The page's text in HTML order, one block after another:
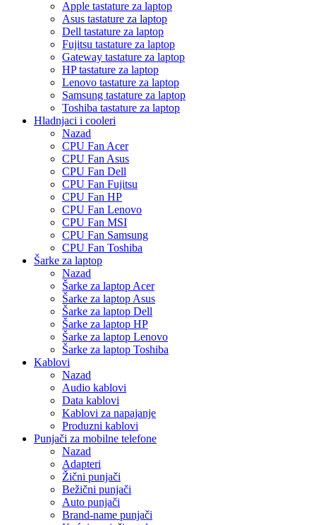
Apple tastature za laptop
Asus tastature za laptop
Dell tastature za laptop
Fujitsu tastature za laptop
Gateway tastature za laptop
HP tastature za laptop
Lenovo tastature za laptop
Samsung tastature za laptop
Toshiba tastature za laptop
Hladnjaci i cooleri
Nazad
CPU Fan Acer
CPU Fan Asus
CPU Fan Dell
CPU Fan Fujitsu
CPU Fan HP
CPU Fan Lenovo
CPU Fan MSI
CPU Fan Samsung
CPU Fan Toshiba
Šarke za laptop
Nazad
Šarke za laptop Acer
Šarke za laptop Asus
Šarke za laptop Dell
Šarke za laptop HP
Šarke za laptop Lenovo
Šarke za laptop Toshiba
Kablovi
Nazad
Audio kablovi
Data kablovi
Kablovi za napajanje
Produzni kablovi
Punjači za mobilne telefone
Nazad
Adapteri
Žični punjači
Bežični punjači
Auto punjači
Brand-name punjači